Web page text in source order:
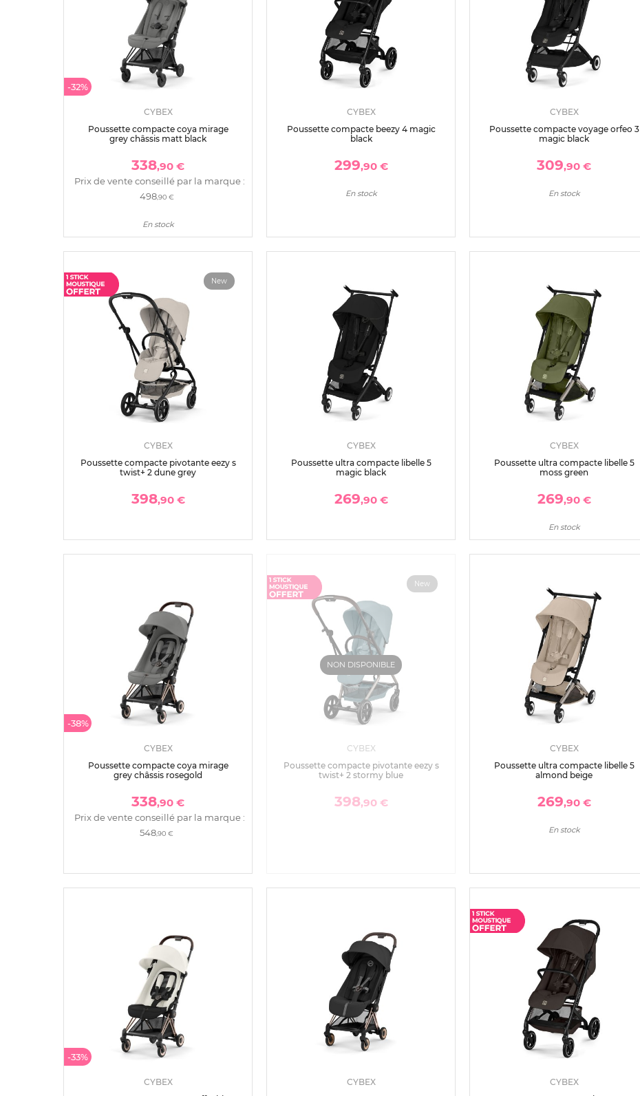
-32%
CYBEX
Poussette compacte coya mirage
grey châssis matt black
338,90 €
Prix de vente conseillé par la marque :
498,90 €
En stock
CYBEX
Poussette compacte beezy 4 magic
black
299,90 €
En stock
CYBEX
Poussette compacte voyage orfeo 3
magic black
309,90 €
En stock
New
CYBEX
Poussette compacte pivotante eezy s
twist+ 2 dune grey
398,90 €
CYBEX
Poussette ultra compacte libelle 5
magic black
269,90 €
CYBEX
Poussette ultra compacte libelle 5
moss green
269,90 €
En stock
-38%
CYBEX
Poussette compacte coya mirage
grey châssis rosegold
338,90 €
Prix de vente conseillé par la marque :
548,90 €
NON DISPONIBLE
New
CYBEX
Poussette compacte pivotante eezy s
twist+ 2 stormy blue
398,90 €
CYBEX
Poussette ultra compacte libelle 5
almond beige
269,90 €
En stock
-33%
CYBEX
CYBEX
CYBEX